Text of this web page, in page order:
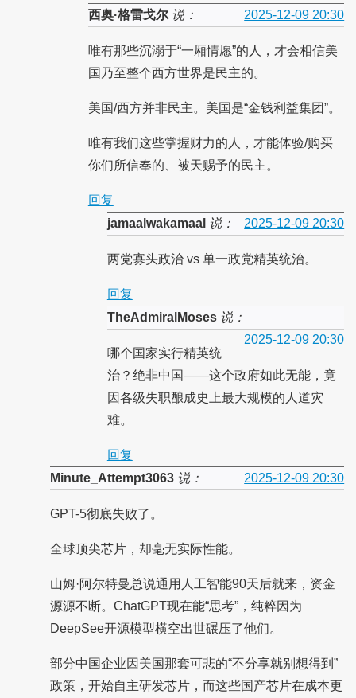
西奥·格雷戈尔说： 2025-12-09 20:30
唯有那些沉溺于“一厢情愿”的人，才会相信美
国乃至整个西方世界是民主的。
美国/西方并非民主。美国是“金钱利益集团”。
唯有我们这些掌握财力的人，才能体验/购买
你们所信奉的、被天赐予的民主。
回复
jamaalwakamaal 说： 2025-12-09 20:30
两党寡头政治 vs 单一政党精英统治。
回复
TheAdmiralMoses说：
2025-12-09 20:30
哪个国家实行精英统
治？绝非中国——这个政府如此无能，竟
因各级失职酿成史上最大规模的人道灾
难。
回复
Minute_Attempt3063说： 2025-12-09 20:30
GPT-5彻底失败了。
全球顶尖芯片，却毫无实际性能。
山姆·阿尔特曼总说通用人工智能90天后就来，资金
源源不断。ChatGPT现在能“思考”，纯粹因为
DeepSee开源模型横空出世碾压了他们。
部分中国企业因美国那套可悲的“不分享就别想得到”
政策，开始自主研发芯片，而这些国产芯片在成本更